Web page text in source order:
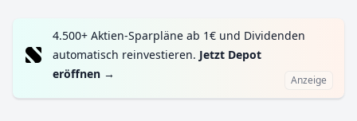
4.500+ Aktien-Sparpläne ab 1€ und Dividenden
automatisch reinvestieren. Jetzt Depot
eröffnen → Anzeige